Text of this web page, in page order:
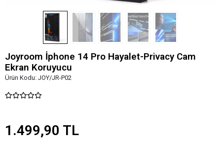
Joyroom İphone 14 Pro Hayalet-Privacy Cam
Ekran Koruyucu
Ürün Kodu: JOY/JR-P02
1.499,90 TL